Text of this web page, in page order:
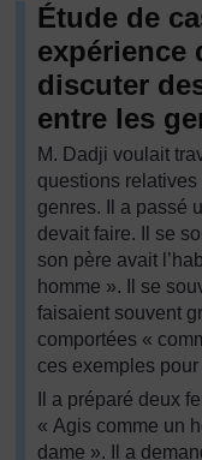
Étude de
expérience
discuter
entre les
M. Dadji voulait
questions
genres. Il a passé
devait faire. Il se
son père avait
homme ». Il se
faisaient souvent
comportées «
ces exemples
Il a préparé deux
« Agis comme un
dame ». Il a